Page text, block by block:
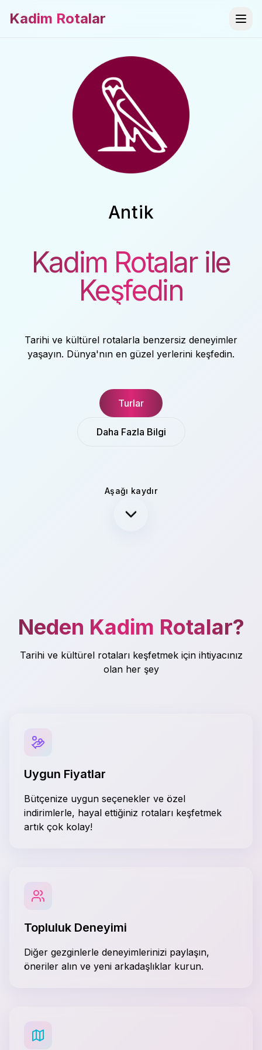
Kadim Rotalar
Mistik
Kadim Rotalar ile
Keşfedin
Tarihi ve kültürel rotalarla benzersiz deneyimler
yaşayın. Dünya'nın en güzel yerlerini keşfedin.
Turlar
Daha Fazla Bilgi
Aşağı kaydır
Neden Kadim Rotalar?
Tarihi ve kültürel rotaları keşfetmek için ihtiyacınız
olan her şey
Uygun Fiyatlar
Bütçenize uygun seçenekler ve özel
indirimlerle, hayal ettiğiniz rotaları keşfetmek
artık çok kolay!
Topluluk Deneyimi
Diğer gezginlerle deneyimlerinizi paylaşın,
öneriler alın ve yeni arkadaşlıklar kurun.